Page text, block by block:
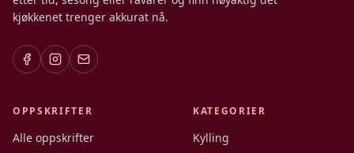
kjøkkenet trenger akkurat nå.
OPPSKRIFTER
Alle oppskrifter
KATEGORIER
Kylling